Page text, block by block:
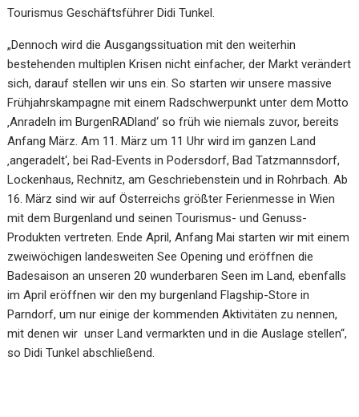
Tourismus Geschäftsführer Didi Tunkel.
„Dennoch wird die Ausgangssituation mit den weiterhin
bestehenden multiplen Krisen nichteinfacher, der Markt verändert
sich, darauf stellen wir uns ein. So starten wir unsere massive
Frühjahrskampagne mit einem Radschwerpunkt unter dem Motto
‚Anradeln imBurgenRADland‘ so früh wie niemals zuvor, bereits
Anfang März. Am 11. März um 11 Uhr wirdim ganzen Land
‚angeradelt‘, bei Rad-Events in Podersdorf, Bad Tatzmannsdorf,
Lockenhaus,Rechnitz, am Geschriebenstein und in Rohrbach. Ab
16. März sind wir auf Österreichs größterFerienmesse in Wien
mit dem Burgenland und seinen Tourismus- und Genuss-
Produktenvertreten. Ende April, Anfang Mai starten wir mit einem
zweiwöchigen landesweiten SeeOpening und eröffnen die
Badesaison an unseren 20 wunderbaren Seen im Land, ebenfalls
imApril eröffnen wir den my burgenland Flagship-Store in
Parndorf, um nur einige derkommenden Aktivitäten zu nennen,
mit denen wir unser Land vermarkten und in die Auslagestellen“,
so Didi Tunkel abschließend.